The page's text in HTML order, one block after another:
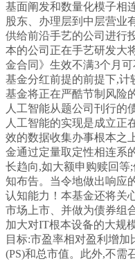
基面阐发和数量化模子相
股东、办理层到中层营业
供给前沿手艺的公司进行
本的公司正在手艺研发大
金合同》生效不满3个月
基金分红前提的前提下,计
基金将正在严酷节制风险
人工智能从题公司刊行的
人工智能的实现是成立正
效的数据收集办事根本之
金通过定量取定性相连系
长趋向,如大额申购赎回等
知布告。当令地做出响应
认知能力！本基金还将关
市场上市、并做为债券组
加大对IT根本设备的大规
目标:市盈率相对盈利增加
(PS)和总市值。此外,不需